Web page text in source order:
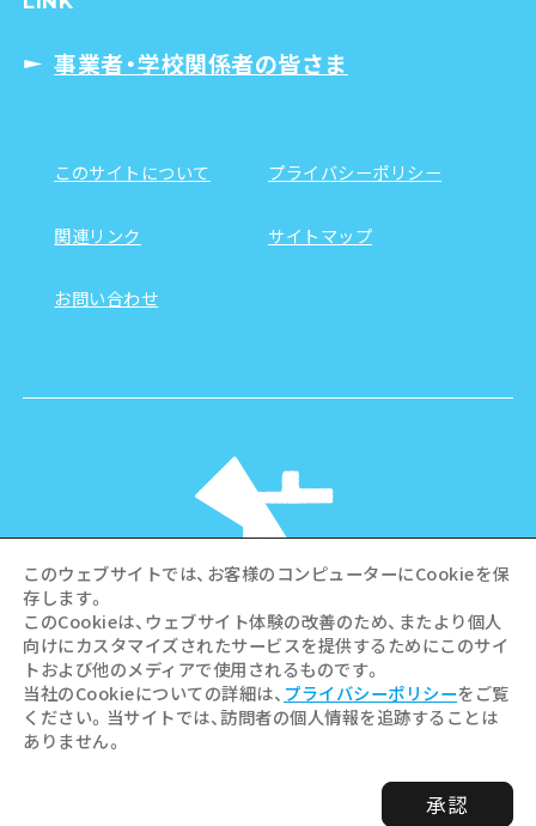
事業者・学校関係者の皆さま
このサイトについて プライバシーポリシー
関連リンク サイトマップ
お問い合わせ
©Hiroshima Tourism Association /
Hiroshima Prefecture / Hiroshima City .
All rights reserved
このウェブサイトでは、お客様のコンピューターにCookieを保
存します。
このCookieは、ウェブサイト体験の改善のため、またより個人
向けにカスタマイズされたサービスを提供するためにこのサイ
トおよび他のメディアで使用されるものです。
当社のCookieについての詳細は、 プライバシーポリシーをご覧
ください。当サイトでは、訪問者の個人情報を追跡することは
ありません。
承認